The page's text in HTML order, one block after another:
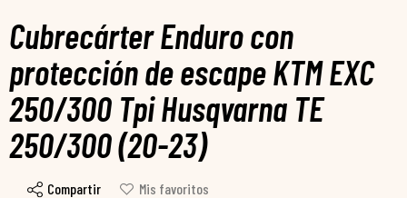
Cubrecárter Enduro con
protección de escape KTM EXC
250/300 Tpi Husqvarna TE
250/300 (20-23)
Compartir
Mis favoritos